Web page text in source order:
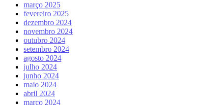
março 2025
fevereiro 2025
dezembro 2024
novembro 2024
outubro 2024
setembro 2024
agosto 2024
julho 2024
junho 2024
maio 2024
abril 2024
março 2024